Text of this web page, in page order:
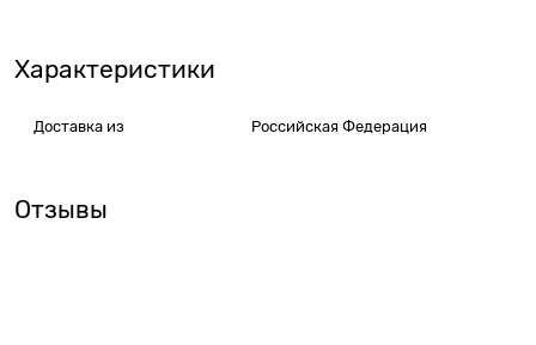
Характеристики
Доставка из Российская Федерация
Отзывы